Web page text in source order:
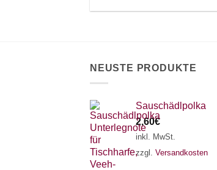
Produktseite
gewählt
NEUSTE PRODUKTE
Sauschädlpolka
2,60€
inkl. MwSt.
zzgl. Versandkosten